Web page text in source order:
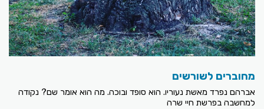
מחוברים לשורשים
אברהם נפרד מאשת נעוריו. הוא סופד ובוכה. מה הוא אומר שם? נקודה
למחשבה בפרשת חיי שרה